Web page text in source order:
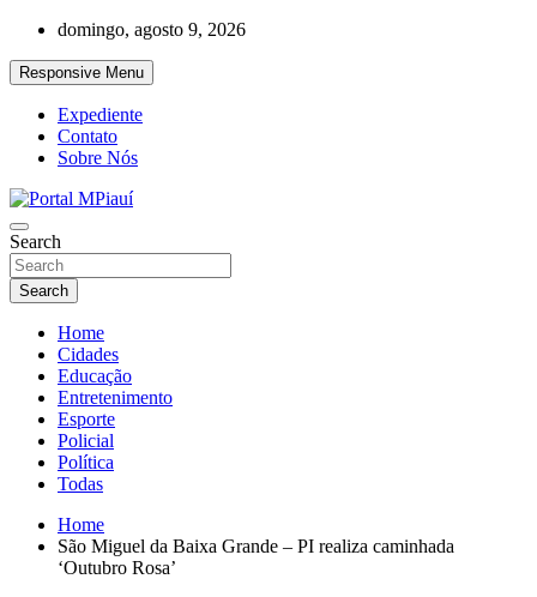
Skip
content
domingo, agosto 9, 2026
Responsive Menu
Expediente
Contato
Sobre Nós
Portal MPiauí
Notícias do Piauí – Teresina – Água Branca e todo Médio Parnaíba
Search
Search
Home
Cidades
Educação
Entretenimento
Esporte
Policial
Política
Todas
Home
São Miguel da Baixa Grande – PI realiza caminhada
‘Outubro Rosa’